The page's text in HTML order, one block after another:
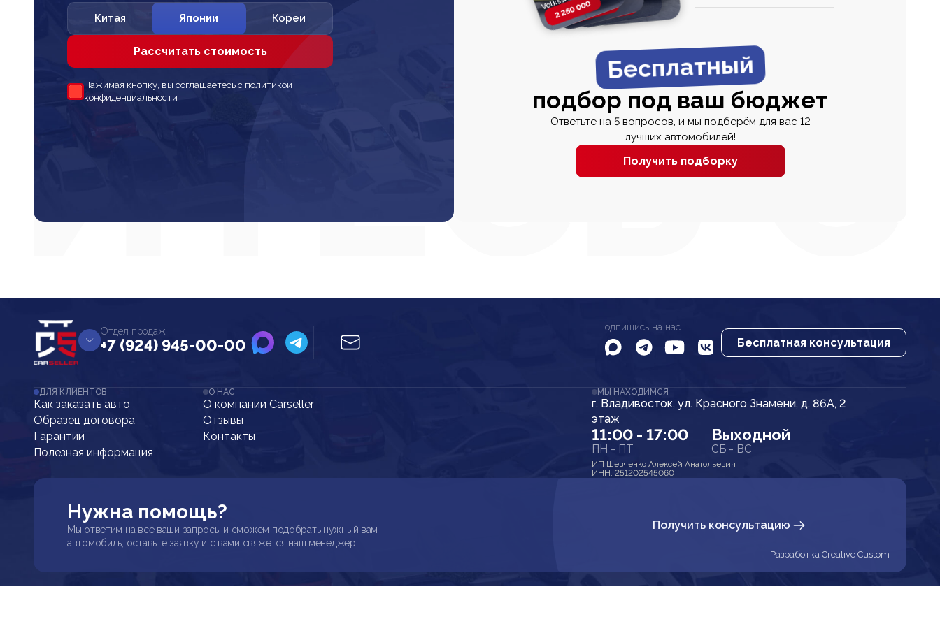
Китая Японии Кореи
Рассчитать стоимость
Нажимая кнопку, вы соглашаетесь с политикой
конфиденциальности
2 260 0002 820 000
2 820 0002 670 000
Бесплатный
подбор под ваш бюджет
Ответьте на 5 вопросов, и мы подберём для вас 12
лучших автомобилей!
Получить подборку
Отдел продаж
+7 (924) 945-00-00
Подпишись на нас
Бесплатная консультация
ДЛЯ КЛИЕНТОВ
Как заказать авто
Образец договора
Гарантии
Полезная информация
О НАС
О компании Carseller
Отзывы
Контакты
МЫ НАХОДИМСЯ
г. Владивосток, ул. Красного Знамени, д. 86А, 2
этаж
11:00 - 17:00
ПН - ПТ
Выходной
СБ - ВС
ИП Шевченко Алексей Анатольевич
ИНН: 251202545060
Нужна помощь?
Мы ответим на все ваши запросы и сможем подобрать нужный вам
автомобиль, оставьте заявку и с вами свяжется наш менеджер
Получить консультацию
Разработка Creative Custom